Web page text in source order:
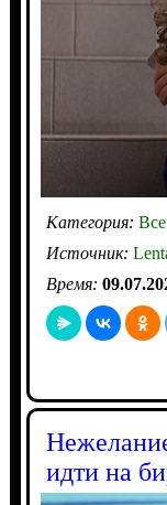
Категория: Все
Источник:
Время:
идти на